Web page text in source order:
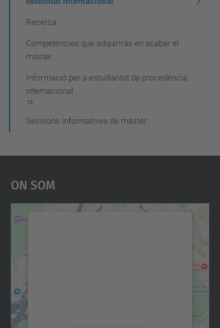
Recerca
Competències que adquiriràs en acabar el
màster
Informació per a estudiantat de procedència
internacional
Sessions informatives de màster
On Som